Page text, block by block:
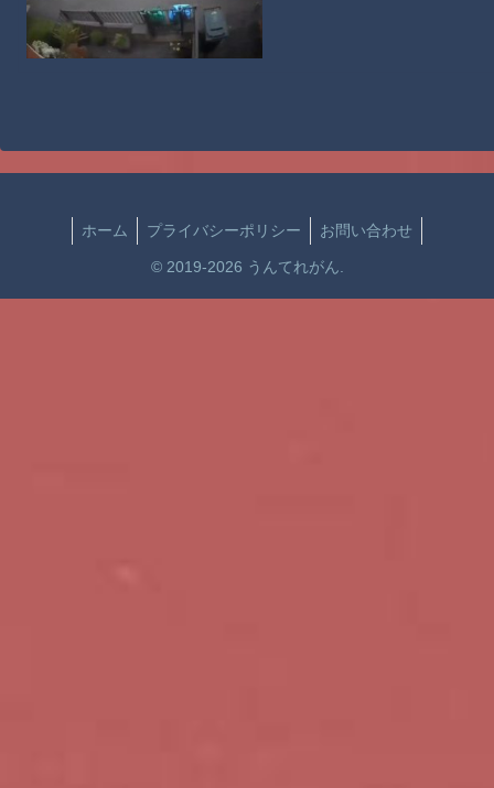
ホーム プライバシーポリシー お問い合わせ
© 2019-2026 うんてれがん.